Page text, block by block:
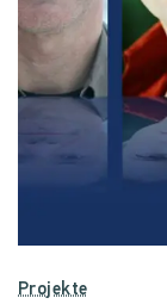
Projekte